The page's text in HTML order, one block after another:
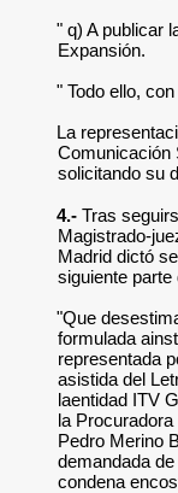
" q) A publicar
Expansión.
" Todo ello,
La
Comunicación
solicitando su
4.- Tras
Magistrado-
Madrid dictó
siguiente parte
"Que
formulada
representada
asistida del
laentidad ITV
la
Pedro Merino
demandada
condena